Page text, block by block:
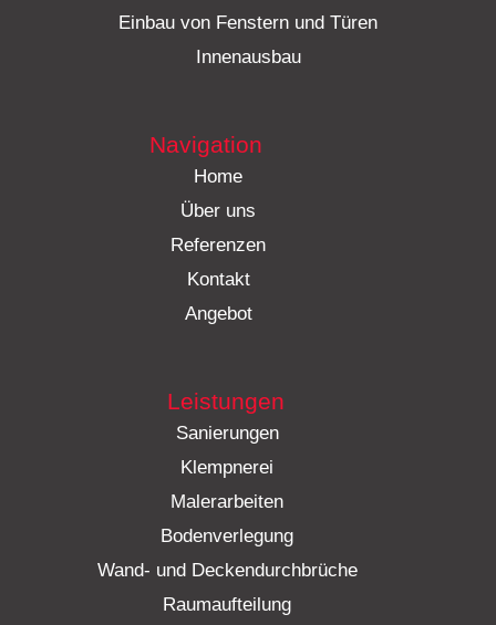
Einbau von Fenstern und Türen
Innenausbau
Navigation
Home
Über uns
Referenzen
Kontakt
Angebot
Leistungen
Sanierungen
Klempnerei
Malerarbeiten
Bodenverlegung
Wand- und Deckendurchbrüche
Raumaufteilung